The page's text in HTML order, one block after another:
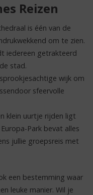
Reizen
is één van de
om te zien.
iedereen getrakteerd
stad.
wijk om
sfeervolle
klein uurtje rijden ligt
Park bevat alles
jullie groepsreis met
een bestemming waar
leuke manier. Wil je